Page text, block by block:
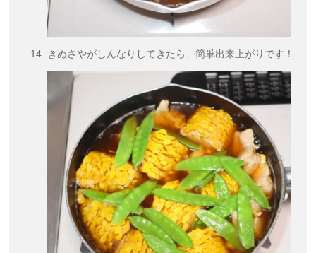
きぬさやがしんなりしてきたら、簡単出来上がりです！